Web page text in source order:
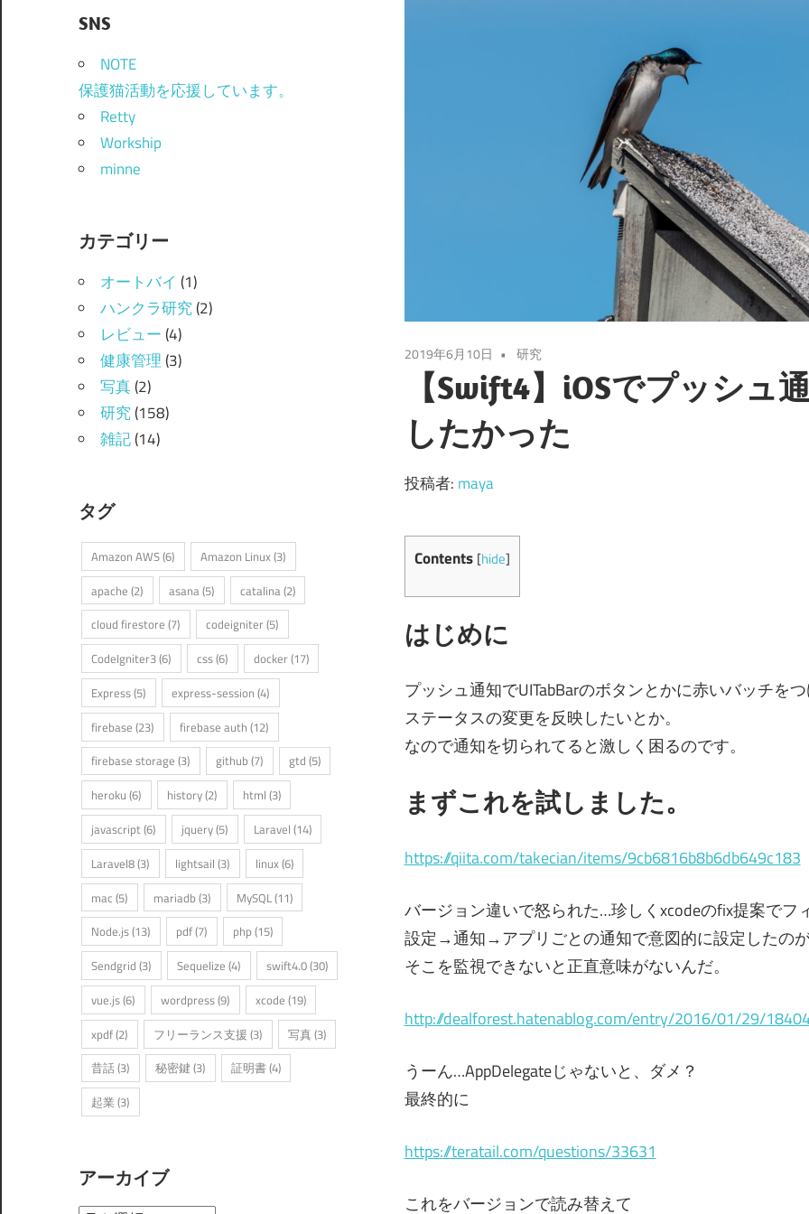
2019年6月10日 研究
【Swift4】iOSでプッシュ
したかった
投稿者: maya
Contents [hide]
はじめに
プッシュ通知でUITabBarのボタンとかに赤いバッチをつ
ステータスの変更を反映したいとか。
なので通知を切られてると激しく困るのです。
まずこれを試しました。
https://qiita.com/takecian/items/9cb6816b8b6db649c183
バージョン違いで怒られた…珍しくxcodeのfix提案でフ
設定→通知→アプリごとの通知で意図的に設定したのが
そこを監視できないと正直意味がないんだ。
http://dealforest.hatenablog.com/entry/2016/01/29/
うーん…AppDelegateじゃないと、ダメ？
最終的に
https://teratail.com/questions/33631
これをバージョンで読み替えて
SNS
NOTE
保護猫活動を応援しています。
Retty
Workship
minne
カテゴリー
オートバイ (1)
ハンクラ研究(2)
レビュー(4)
健康管理(3)
写真(2)
研究(158)
雑記(14)
タグ
Amazon AWS(6) Amazon Linux(3)
apache (2) asana (5) catalina (2)
cloud firestore (7) codeigniter (5)
CodeIgniter3(6) css(6) docker (17)
Express(5) express-session (4)
firebase (23) firebase auth (12)
firebase storage (3) github (7) gtd (5)
heroku (6) history(2) html (3)
javascript(6) jquery(5) Laravel (14)
Laravel8(3) lightsail (3) linux(6)
mac (5) mariadb (3) MySQL(11)
Node.js(13) pdf(7) php(15)
Sendgrid (3) Sequelize (4) swift4.0(30)
vue.js(6) wordpress(9) xcode (19)
xpdf(2) フリーランス支援 (3) 写真(3)
昔話(3) 秘密鍵 (3) 証明書(4)
起業 (3)
アーカイブ